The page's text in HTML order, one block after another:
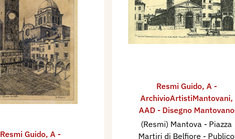
Resmi Guido, A -
Resmi Guido, A -
ArchivioArtistiMantovani,
AAD - Disegno Mantovano
(Resmi) Mantova - Piazza
Martiri di Belfiore - Publico